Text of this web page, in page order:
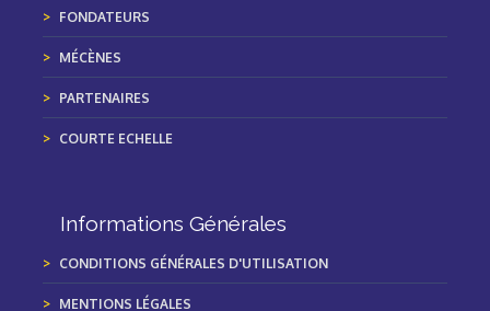
FONDATEURS
MÉCÈNES
PARTENAIRES
COURTE ECHELLE
Informations Générales
CONDITIONS GÉNÉRALES D'UTILISATION
MENTIONS LÉGALES